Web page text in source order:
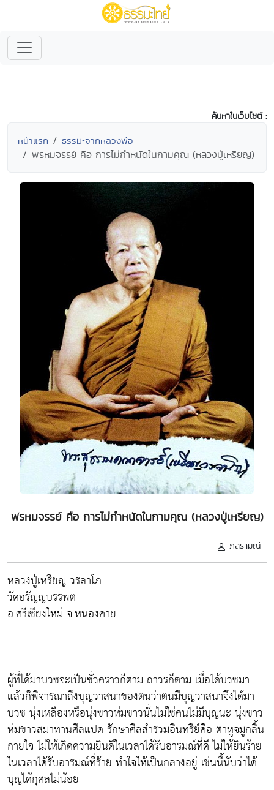
ค้นหาในเว็บไซต์ :
หน้าแรก ธรรมะจากหลวงพ่อ
พรหมจรรย์ คือ การไม่กำหนัดในกามคุณ (หลวงปู่เหรียญ)
พรหมจรรย์ คือ การไม่กำหนัดในกามคุณ (หลวงปู่เหรียญ)
ภัสรามณี
หลวงปู่เหรียญ วรลาโภ
วัดอรัญญบรรพต
อ.ศรีเชียงใหม่ จ.หนองคาย
ผู้ที่ได้มาบวชจะเป็นชั่วคราวก็ตาม ถาวรก็ตาม เมื่อได้บวชมา
แล้วก็พิจารณาถึงบุญวาสนาของตนว่าตนมีบุญวาสนาจึงได้มา
บวช นุ่งเหลืองหรือนุ่งขาวห่มขาวนั่นไม่ใช่คนไม่มีบุญนะ นุ่งขาว
ห่มขาวสมาทานศีลแปด รักษาศีลสำรวมอินทรีย์คือ ตาหูจมูกลิ้น
กายใจ ไม่ให้เกิดความยินดีในเวลาได้รับอารมณ์ที่ดี ไม่ให้ยินร้าย
ในเวลาได้รับอารมณ์ที่ร้าย ทำใจให้เป็นกลางอยู่ เช่นนี้นับว่าได้
บุญได้กุศลไม่น้อย